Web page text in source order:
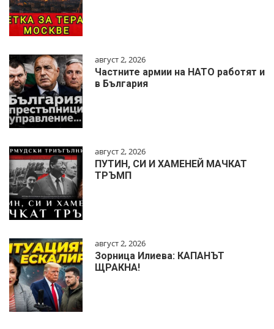
август 2, 2026
Частните армии на НАТО работят и
в България
август 2, 2026
ПУТИН, СИ И ХАМЕНЕЙ МАЧКАТ
ТРЪМП
август 2, 2026
Зорница Илиева: КАПАНЪТ
ЩРАКНА!